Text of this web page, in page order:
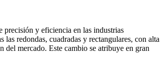
precisión y eficiencia en las industrias
redondas, cuadradas y rectangulares, con alta
del mercado. Este cambio se atribuye en gran